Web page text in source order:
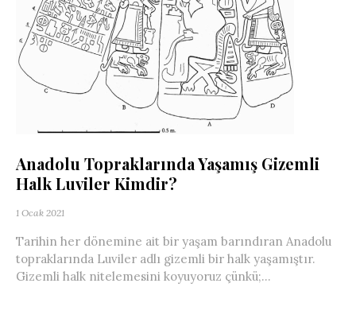
Anadolu Topraklarında Yaşamış Gizemli
Halk Luviler Kimdir?
1 Ocak 2021
Tarihin her dönemine ait bir yaşam barındıran Anadolu
topraklarında Luviler adlı gizemli bir halk yaşamıştır.
Gizemli halk nitelemesini koyuyoruz çünkü;...